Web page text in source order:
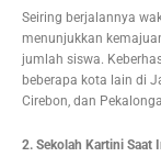
Seiring berjalannya
menunjukkan
jumlah siswa.
beberapa kota lain di
Cirebon, dan
2. Sekolah Kartini Saat